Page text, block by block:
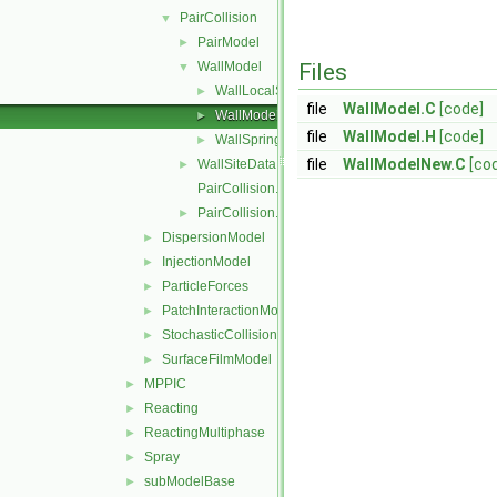
▼ PairCollision
► PairModel
▼ WallModel
► WallLocalSpringSliderDashpot
► WallModel
► WallSpringSliderDashpot
►
WallSiteData
PairCollision.C
► PairCollision.H
► DispersionModel
► InjectionModel
► ParticleForces
► PatchInteractionModel
► StochasticCollision
► SurfaceFilmModel
► MPPIC
► Reacting
► ReactingMultiphase
► Spray
► subModelBase
Files
file WallModel.C [code]
file
WallModel.H [code]
file
WallModelNew.C